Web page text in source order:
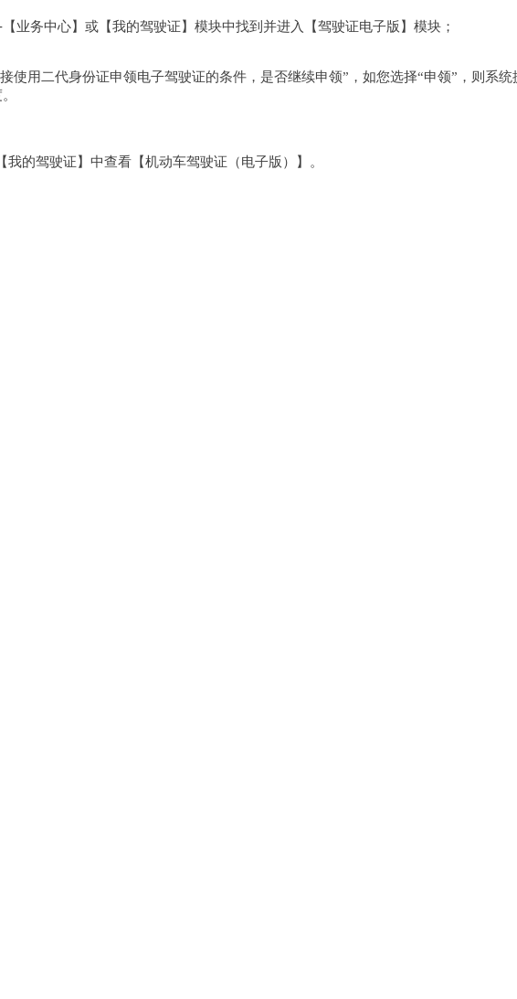
业务中心】或【我的驾驶证】模块中找到并进入【驾驶证电子版】模块；
使用二代身份证申领电子驾驶证的条件，是否继续申领”，如您选择“申领”，则系
的驾驶证】中查看【机动车驾驶证（电子版）】。